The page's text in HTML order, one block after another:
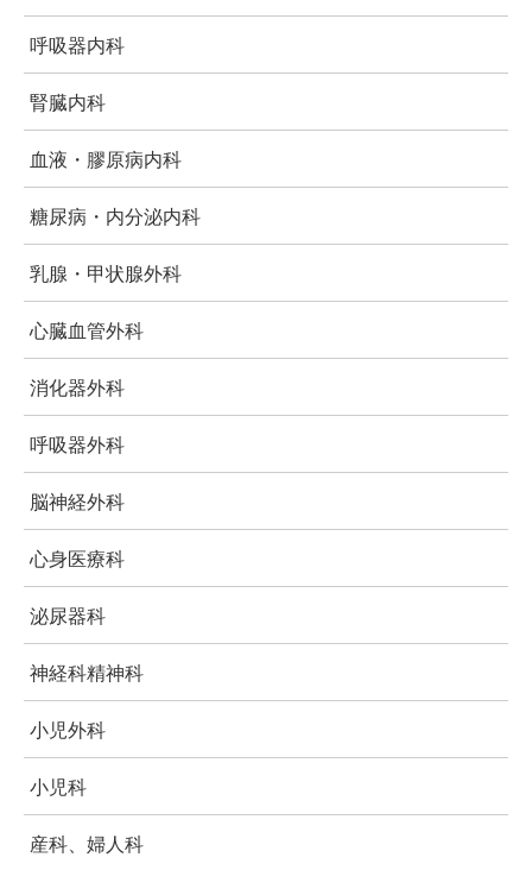
呼吸器内科
腎臓内科
血液・膠原病内科
糖尿病・内分泌内科
乳腺・甲状腺外科
心臓血管外科
消化器外科
呼吸器外科
脳神経外科
心身医療科
泌尿器科
神経科精神科
小児外科
小児科
産科、婦人科